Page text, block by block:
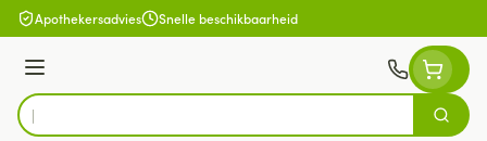
Ga naar de inhoud
Apothekersadvies Snelle beschikbaarheid
Menu
Product, merk, categorie...
Zoek